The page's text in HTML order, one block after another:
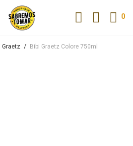
0
Graetz / Bibi Graetz Colore 750ml